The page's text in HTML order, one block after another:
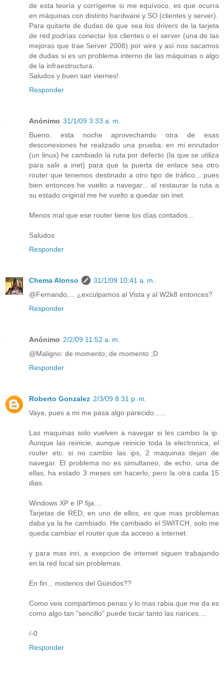
de esta teoría y corrígeme si me equívoco, es que ocurra
en máquinas con distinto hardware y SO (clientes y server).
Para quitarte de dudas de que sea los drivers de la tarjeta
de red podrías conectar los clientes o el server (una de las
mejoras que trae Server 2008) por wire y así nos sacamos
de dudas si es un problema interno de las máquinas o algo
de la infraestructura.
Saludos y buen san viernes!
Responder
Anónimo 31/1/09 3:33 a. m.
Bueno, esta noche aprovechando otra de esas
desconexiones he realizado una prueba: en mi enrutador
(un linux) he cambiado la ruta por defecto (la que se utiliza
para salir a inet) para que la puerta de enlace sea otro
router que tenemos destinado a otro tipo de tráfico... pues
bien entonces he vuelto a navegar... al restaurar la ruta a
su estado original me he vuelto a quedar sin inet.
Menos mal que ese router tiene los días contados...
Saludos
Responder
Chema Alonso
31/1/09 10:41 a. m.
@Fernando,... ¿exculpamos al Vista y al W2k8 entonces?
Responder
Anónimo 2/2/09 11:52 a. m.
@Maligno: de momento, de momento ;D
Responder
Roberto Gonzalez 2/3/09 8:31 p. m.
Vaya, pues a mi me pasa algo parecido......
Las maquinas solo vuelven a navegar si les cambio la ip.
Aunque las reinicie, aunque reinicie toda la electronica, el
router etc. si no cambio las ips, 2 maquinas dejan de
navegar. El problema no es simultaneo, de echo, una de
ellas, ha estado 3 meses sin hacerlo, pero la otra cada 15
dias.
Windows XP e IP fija....
Tarjetas de RED, en uno de ellos, es que mas problemas
daba ya la he cambiado. He cambiado el SWITCH, solo me
queda cambiar el router que da acceso a internet.
y para mas inri, a exepcion de internet siguen trabajando
en la red local sin problemas.
En fin... misterios del Güindos??
Como veis compartimos penas y lo mas rabia que me da es
como algo tan "sencillo" puede tocar tanto las narices....
/-0
Responder